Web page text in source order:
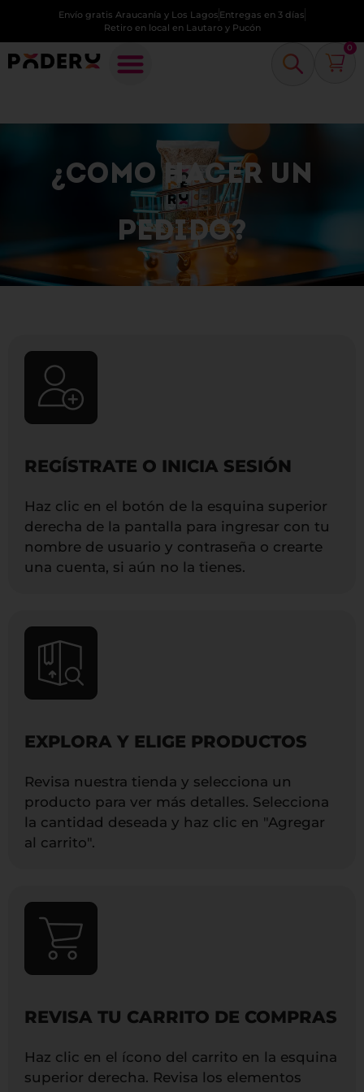
Envío gratis Araucanía y Los Lagos Entregas en 3 días
Retiro en local en Lautaro y Pucón
0
¿COMO HACER UN
PEDIDO?
REGÍSTRATE O INICIA SESIÓN
Haz clic en el botón de la esquina superior
derecha de la pantalla para ingresar con tu
nombre de usuario y contraseña o crearte
una cuenta, si aún no la tienes.
EXPLORA Y ELIGE PRODUCTOS
Revisa nuestra tienda y selecciona un
producto para ver más detalles. Selecciona
la cantidad deseada y haz clic en "Agregar
al carrito".
REVISA TU CARRITO DE COMPRAS
Haz clic en el ícono del carrito en la esquina
superior derecha. Revisa los elementos